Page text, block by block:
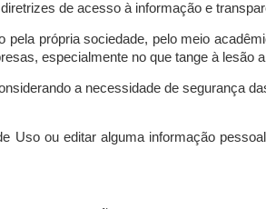
de acesso à informação e
própria sociedade, pelo meio
especialmente no que tange à lesão
a necessidade de segurança
Uso ou editar alguma informação